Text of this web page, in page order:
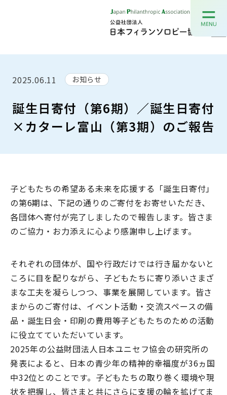
2025.06.11 お知らせ
誕生日寄付（第6期）／誕生日寄付
×カターレ富山（第3期）のご報告
子どもたちの希望ある未来を応援する「誕生日寄付」
の第6期は、下記の通りのご寄付をお寄せいただき、
各団体へ寄付が完了しましたので報告します。皆さま
のご協力・お力添えに心より感謝申し上げます。
それぞれの団体が、国や行政だけでは行き届かないと
ころに目を配りながら、子どもたちに寄り添いさまざ
まな工夫を凝らしつつ、事業を展開しています。皆さ
まからのご寄付は、イベント活動・交流スペースの備
品・誕生日会・印刷の費用等子どもたちのための活動
に役立てていただいています。
2025年の公益財団法人日本ユニセフ協会の研究所の
発表によると、日本の青少年の精神的幸福度が36ヵ国
中32位とのことです。子どもたちの取り巻く環境や現
状を把握し、皆さまと共にさらに支援の輪を拡げてま